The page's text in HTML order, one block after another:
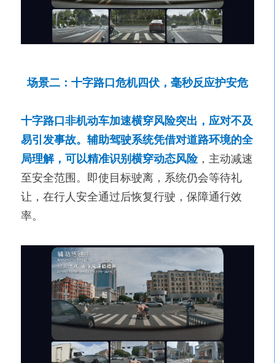
场景二：十字路口危机四伏，毫秒反应护安危
十字路口非机动车加速横穿风险突出，应对不及
易引发事故。辅助驾驶系统凭借对道路环境的全
局理解，可以精准识别横穿动态风险，主动减速
至安全范围。即使目标驶离，系统仍会等待礼
让，在行人安全通过后恢复行驶，保障通行效
率。